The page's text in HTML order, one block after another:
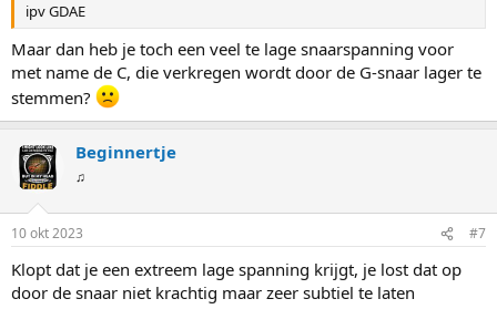
ipv GDAE
Maar dan heb je toch een veel te lage snaarspanning voor
met name de C, die verkregen wordt door de G-snaar lager te
stemmen?
Beginnertje
♫
10 okt 2023 #7
Klopt dat je een extreem lage spanning krijgt, je lost dat op
door de snaar niet krachtig maar zeer subtiel te laten